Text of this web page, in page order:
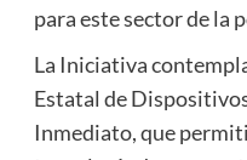
para este sector de la
La Iniciativa
Estatal de
Inmediato, que